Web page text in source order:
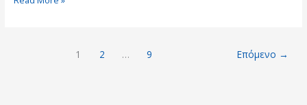
1 2 … 9 Επόμενο →